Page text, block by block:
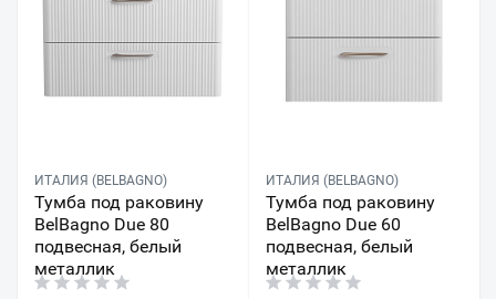
ИТАЛИЯ (BELBAGNO)
Тумба под раковину
BelBagno Due 80
подвесная, белый
металлик
ИТАЛИЯ (BELBAGNO)
Тумба под раковину
BelBagno Due 60
подвесная, белый
металлик